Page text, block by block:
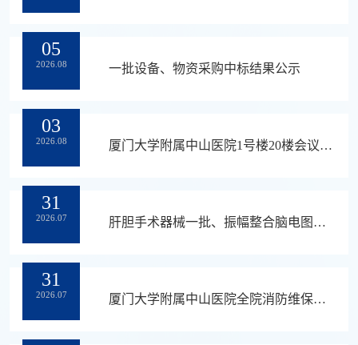
05
2026.08 一批设备、物资采购中标结果公示
03
2026.08 厦门大学附属中山医院1号楼20楼会议室中央空调主机控制面板维修更换项目采购公告（第三次挂网）
31
2026.07 肝胆手术器械一批、振幅整合脑电图采购结果公示
31
2026.07 厦门大学附属中山医院全院消防维保服务项目采购公告